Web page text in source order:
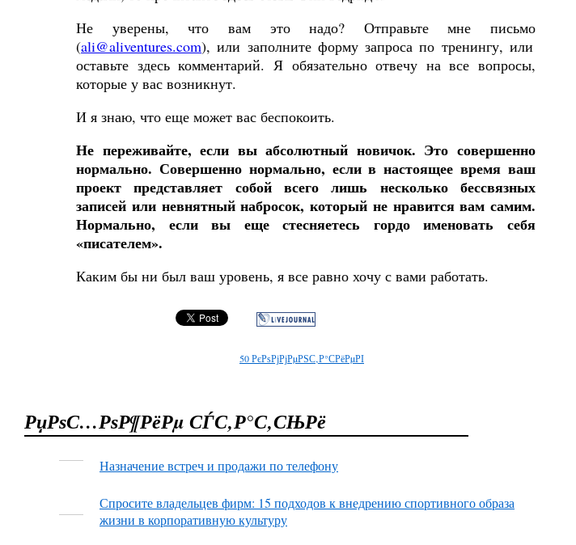
Не уверены, что вам это надо? Отправьте
мне
письмо
(ali@aliventures.com),или заполните форму запроса по тренингу, или
оставьте здесь комментарий. Я обязательно отвечу на все вопросы,
которые у вас возникнут.
И я знаю, что еще может вас беспокоить.
Не переживайте, если вы абсолютный новичок. Это совершенно
нормально. Совершенно нормально, если в настоящее время ваш
проект представляет собой всего лишь несколько бессвязных
записей или невнятный набросок, который не нравится вам самим.
Нормально, если вы еще стесняетесь гордо именовать себя
«писателем».
Каким бы ни был ваш уровень, я все равно хочу с вами работать.
50РєРѕРјРјРµРЅС‚Р°СРёРµРІ
РџРѕС…РѕР¶РёРµ СЃС‚Р°С‚СЊРё
Назначение встреч и продажи по телефону
Спросите владельцев фирм: 15 подходов к внедрению спортивного образа
жизни в корпоративную культуру